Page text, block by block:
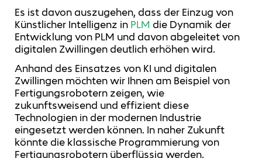
Es ist davon auszugehen, dass der Einzug von
Künstlicher Intelligenz in PLM die Dynamik der
Entwicklung von PLM und davon abgeleitet von
digitalen Zwillingen deutlich erhöhen wird.
Anhand des Einsatzes von KI und digitalen
Zwillingen möchten wir Ihnen am Beispiel von
Fertigungsrobotern zeigen, wie
zukunftsweisend und effizient diese
Technologien in der modernen Industrie
eingesetzt werden können. In naher Zukunft
könnte die klassische Programmierung von
Fertigungsrobotern überflüssig werden.